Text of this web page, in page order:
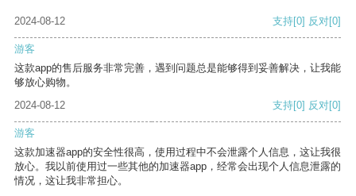
2024-08-12 支持[0] 反对[0]
游客
这款app的售后服务非常完善，遇到问题总是能够得到妥善解决，让我能
够放心购物。
2024-08-12
支持[0] 反对[0]
游客
这款加速器app的安全性很高，使用过程中不会泄露个人信息，这让我很
放心。我以前使用过一些其他的加速器app，经常会出现个人信息泄露的
情况，这让我非常担心。